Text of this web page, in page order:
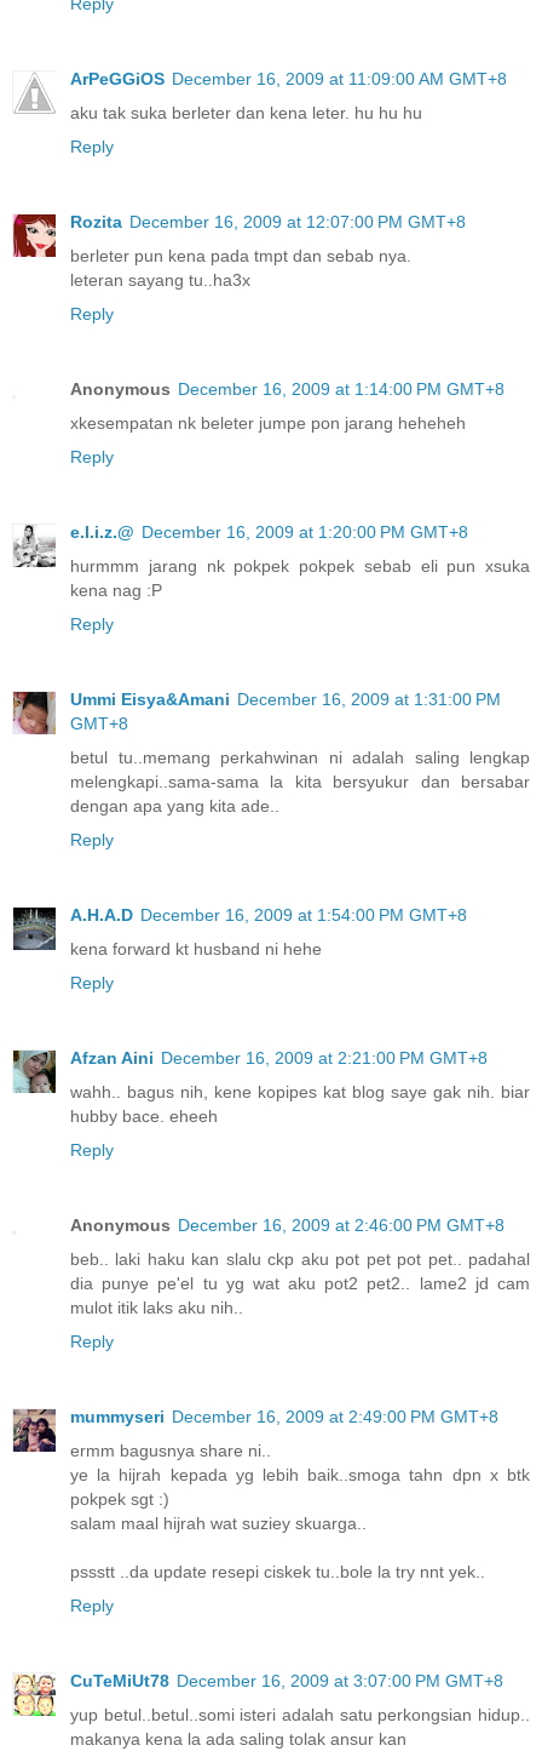
ArPeGGiOS December 16, 2009 at 11:09:00 AM GMT+8
aku tak suka berleter dan kena leter. hu hu hu
Reply
Rozita December 16, 2009 at 12:07:00 PM GMT+8
berleter pun kena pada tmpt dan sebab nya.
leteran sayang tu..ha3x
Reply
Anonymous December 16, 2009 at 1:14:00 PM GMT+8
xkesempatan nk beleter jumpe pon jarang heheheh
Reply
e.l.i.z.@ December 16, 2009 at 1:20:00 PM GMT+8
hurmmm jarang nk pokpek pokpek sebab eli pun xsuka
kena nag :P
Reply
Ummi Eisya&Amani December 16, 2009 at 1:31:00 PM
GMT+8
betul tu..memang perkahwinan ni adalah saling lengkap
melengkapi..sama-sama la kita bersyukur dan bersabar
dengan apa yang kita ade..
Reply
A.H.A.D December 16, 2009 at 1:54:00 PM GMT+8
kena forward kt husband ni hehe
Reply
Afzan Aini December 16, 2009 at 2:21:00 PM GMT+8
wahh.. bagus nih, kene kopipes kat blog saye gak nih. biar
hubby bace. eheeh
Reply
Anonymous December 16, 2009 at 2:46:00 PM GMT+8
beb.. laki haku kan slalu ckp aku pot pet pot pet.. padahal
dia punye pe'el tu yg wat aku pot2 pet2.. lame2 jd cam
mulot itik laks aku nih..
Reply
mummyseri December 16, 2009 at 2:49:00 PM GMT+8
ermm bagusnya share ni..
ye la hijrah kepada yg lebih baik..smoga tahn dpn x btk
pokpek sgt :)
salam maal hijrah wat suziey skuarga..
pssstt ..da update resepi ciskek tu..bole la try nnt yek..
Reply
CuTeMiUt78 December 16, 2009 at 3:07:00 PM GMT+8
yup betul..betul..somi isteri adalah satu perkongsian hidup..
makanya kena la ada saling tolak ansur kan